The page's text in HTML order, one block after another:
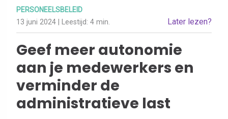
PERSONEELSBELEID
13 juni 2024 | Leestijd: 4 min. Later lezen?
Geef meer autonomie
aan je medewerkers en
verminder de
administratieve last